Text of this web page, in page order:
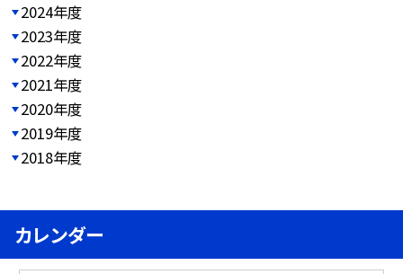
2024年度
2023年度
2022年度
2021年度
2020年度
2019年度
2018年度
カレンダー